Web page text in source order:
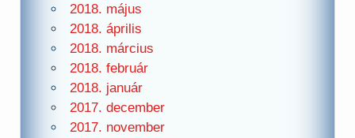
2018. május
2018. április
2018. március
2018. február
2018. január
2017. december
2017. november